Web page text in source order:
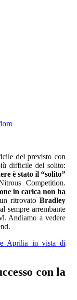
del previsto con
difficile del solito:
è stato il “solito”
Competition.
in carica non ha
ritrovato Bradley
sempre arrembante
Andiamo a vedere
Aprilia in vista di
con la